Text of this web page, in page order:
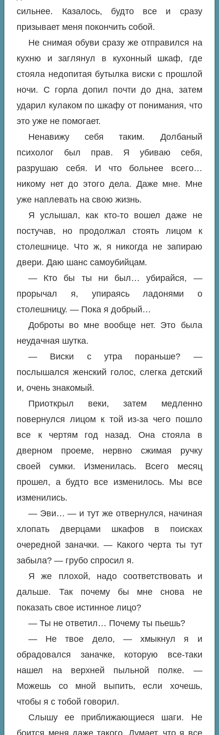
сильнее. Казалось, будто все и сразу
призывает меня покончить собой.
Не снимая обуви сразу же отправился на
кухню и заглянул в кухонный шкаф, где
стояла недопитая бутылка виски с прошлой
ночи. С горла допил почти до дна, затем
ударил кулаком по шкафу от понимания, что
это уже не помогает.
Ненавижу себя таким. Долбаный
психолог был прав. Я убиваю себя,
разрушаю себя. И что больнее всего…
никому нет до этого дела. Даже мне. Мне
уже наплевать на свою жизнь.
Я услышал, как кто-то вошел даже не
постучав, но продолжал стоять лицом к
столешнице. Что ж, я никогда не запираю
двери. Даю шанс самоубийцам.
— Кто бы ты ни был… убирайся, —
прорычал я, упираясь ладонями о
столешницу. — Пока я добрый…
Доброты во мне вообще нет. Это была
неудачная шутка.
— Виски с утра пораньше? —
послышался женский голос, слегка детский
и, очень знакомый.
Приоткрыл веки, затем медленно
повернулся лицом к той из-за чего пошло
все к чертям год назад. Она стояла в
дверном проеме, нервно сжимая ручку
своей сумки. Изменилась. Всего месяц
прошел, а будто все изменилось. Мы все
изменились.
— Эви… — и тут же отвернулся, начиная
хлопать дверцами шкафов в поисках
очередной заначки. — Какого черта ты тут
забыла? — грубо спросил я.
Я же плохой, надо соответствовать и
дальше. Так почему бы мне снова не
показать свое истинное лицо?
— Ты не ответил… Почему ты пьешь?
— Не твое дело, — хмыкнул я и
обрадовался заначке, которую все-таки
нашел на верхней пыльной полке. —
Можешь со мной выпить, если хочешь,
чтобы я с тобой говорил.
Слышу ее приближающиеся шаги. Не
боится меня даже такого. Думает, что я все